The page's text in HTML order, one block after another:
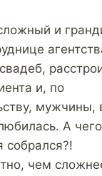
и
и, по
мужчины,
А
собрался?!
чем